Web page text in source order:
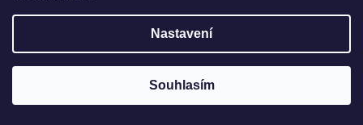
Nastavení
Souhlasím
Copyright 2026beautyhair.cz. Všechna práva vyhrazena.